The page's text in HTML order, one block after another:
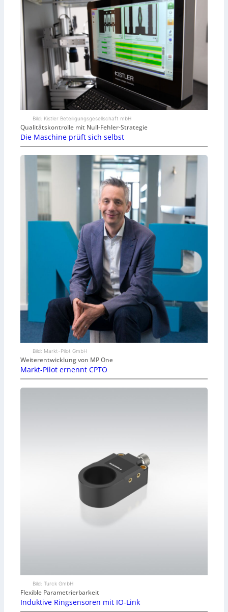
Bild: Kistler Beteiligungsgesellschaft mbH
Qualitätskontrolle mit Null-Fehler-Strategie
Die Maschine prüft sich selbst
Bild: Markt-Pilot GmbH
Weiterentwicklung von MP One
Markt-Pilot ernennt CPTO
Bild: Turck GmbH
Flexible Parametrierbarkeit
Induktive Ringsensoren mit IO-Link